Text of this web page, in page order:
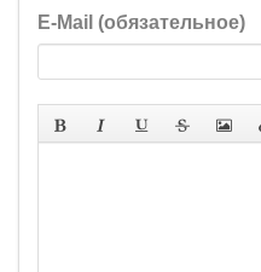
E-Mail (обязательное)